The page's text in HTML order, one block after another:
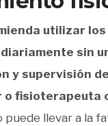
utilizar
diariamente sin
y supervisión
o fisioterapeuta
puede llevar a la